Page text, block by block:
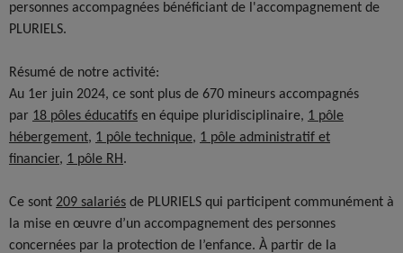
personnes accompagnées bénéficiant de l'accompagnement de
PLURIELS.
Résumé de notre activité:
Au 1er juin 2024, ce sont plus de 670 mineurs accompagnés
par 18 pôles éducatifs en équipe pluridisciplinaire, 1 pôle
hébergement, 1 pôle technique, 1 pôle administratif et
financier, 1 pôle RH.
Ce sont 209 salariés de PLURIELS qui participent communément à
la mise en œuvre d’un accompagnement des personnes
concernées par la protection de l’enfance. À partir de la